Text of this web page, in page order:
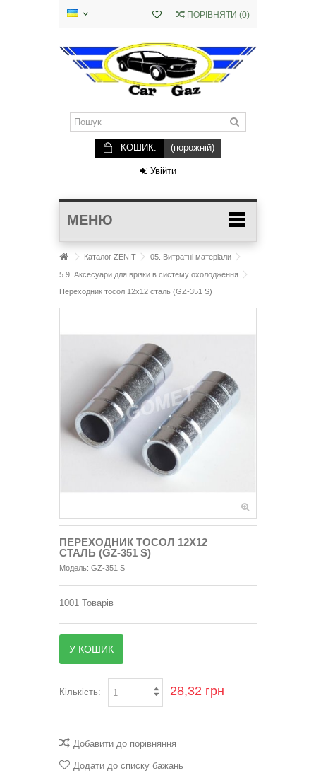
ПОРІВНЯТИ (0)
КОШИК: (порожній)
Увійти
МЕНЮ
Каталог ZENIT 05. Витратні матеріали
5.9. Аксесуари для врізки в систему охолодження
Переходник тосол 12х12 сталь (GZ-351 S)
ПЕРЕХОДНИК ТОСОЛ 12Х12
СТАЛЬ (GZ-351 S)
Модель: GZ-351 S
1001 Товарів
У КОШИК
Кількість: 28,32 грн
Добавити до порівняння
Додати до списку бажань